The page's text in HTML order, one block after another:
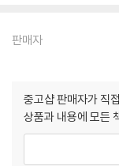
판매자
중고샵 판매자가 직
상품과 내용에 모든